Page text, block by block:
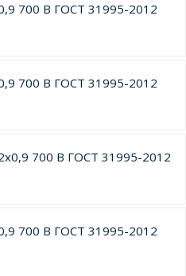
700 В ГОСТ 31995-2012
700 В ГОСТ 31995-2012
700 В ГОСТ 31995-2012
700 В ГОСТ 31995-2012